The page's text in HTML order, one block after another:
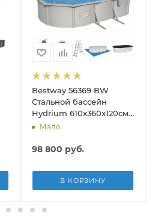
Bestway 56369 BW
Стальной бассейн
Hydrium 610х360х120см,
19929л, песч.фил.-нас
подст.
Мало
98 800 руб.
В КОРЗИНУ